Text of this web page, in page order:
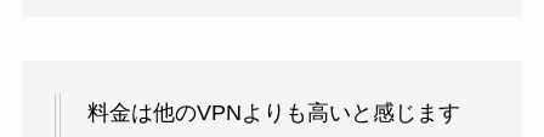
料金は他のVPNよりも高いと感じます